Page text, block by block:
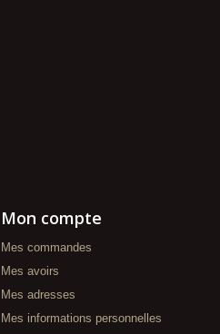
Mon compte
Mes commandes
Mes avoirs
Mes adresses
Mes informations personnelles